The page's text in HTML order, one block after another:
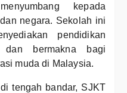
kepada
negara. Sekolah ini
pendidikan
bermakna bagi
muda di Malaysia.
tengah bandar, SJKT